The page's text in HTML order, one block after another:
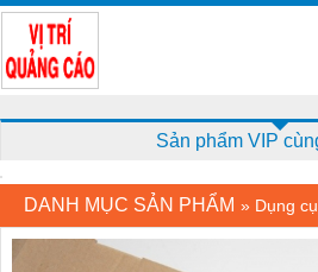
Sản phẩm VIP
DANH MỤC SẢN PHẨM » Dụng